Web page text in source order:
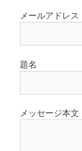
メールアドレス
題名
メッセージ本文